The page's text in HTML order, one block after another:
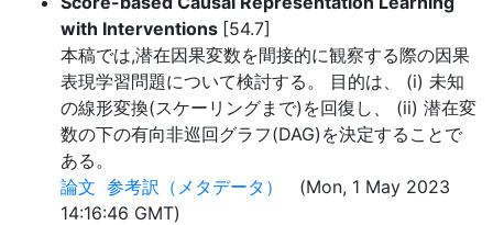
with Interventions [54.7]
本稿では,潜在因果変数を間接的に観察する際の因果
表現学習問題について検討する。 目的は、 (i) 未知
の線形変換(スケーリングまで)を回復し、 (ii) 潜在変
数の下の有向非巡回グラフ(DAG)を決定することで
ある。
論文 参考訳（メタデータ）
(Mon, 1 May 2023
14:16:46 GMT)